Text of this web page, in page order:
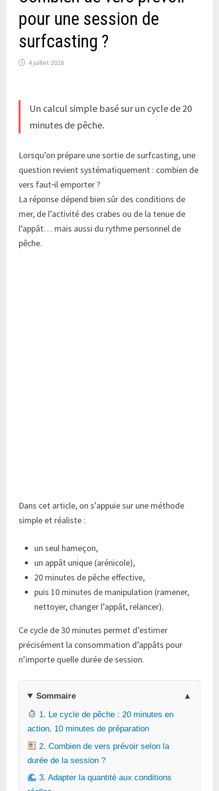
pour une session de
surfcasting ?
4 juillet 2026
Un calcul simple basé sur un cycle de 20
minutes de pêche.
Lorsqu’on prépare une sortie de surfcasting, une
question revient systématiquement : combien de
vers faut‑il emporter ?
La réponse dépend bien sûr des conditions de
mer, de l’activité des crabes ou de la tenue de
l’appât… mais aussi du rythme personnel de
pêche.
Dans cet article, on s’appuie sur une méthode
simple et réaliste :
un seul hameçon,
un appât unique (arénicole),
20 minutes de pêche effective,
puis 10 minutes de manipulation (ramener,
nettoyer, changer l’appât, relancer).
Ce cycle de 30 minutes permet d’estimer
précisément la consommation d’appâts pour
n’importe quelle durée de session.
Sommaire
1. Le cycle de pêche : 20 minutes en
action, 10 minutes de préparation
2. Combien de vers prévoir selon la
durée de la session ?
3. Adapter la quantité aux conditions